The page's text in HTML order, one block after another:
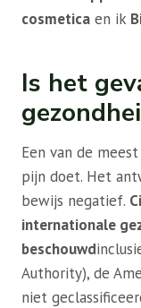
cosmetica en ik
Is het
Een van de
pijn doet. Het
bewijs negatief.
internationale
beschouwd
Authority), de
niet